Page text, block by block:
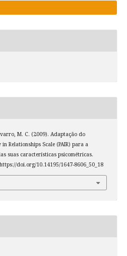
M. C. (2009). Adaptação do
Relationships Scale (PAIR) para a
suas características psicométricas.
doi.org/10.14195/1647-8606_50_18